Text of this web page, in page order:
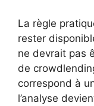
La règle
rester
ne devrait pas
de
correspond à
l’analyse